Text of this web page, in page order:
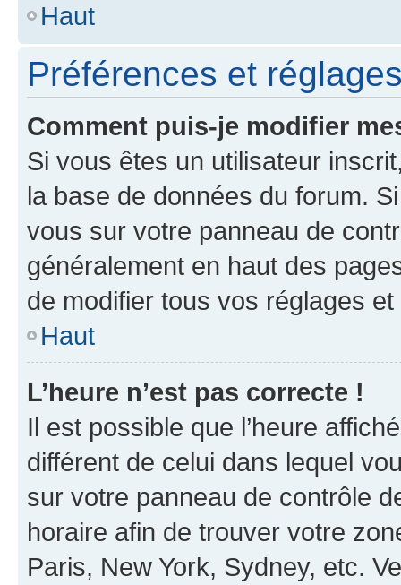
Haut
Préférences et
Comment puis-je modifier
Si vous êtes un utilisateur
la base de données du forum.
vous sur votre panneau de
généralement en haut des
de modifier tous vos réglages
Haut
L’heure n’est pas correcte !
Il est possible que l’heure
différent de celui dans lequel
sur votre panneau de contrôle
horaire afin de trouver votre
Paris, New York, Sydney, etc.